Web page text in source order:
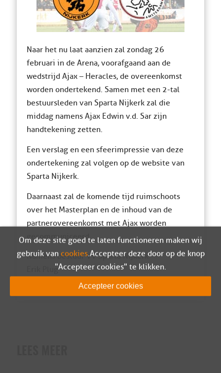
Naar het nu laat aanzien zal zondag 26
februari in de Arena, voorafgaand aan de
wedstrijd Ajax – Heracles, de overeenkomst
worden ondertekend. Samen met een 2-tal
bestuursleden van Sparta Nijkerk zal die
middag namens Ajax Edwin v.d. Sar zijn
handtekening zetten.
Een verslag en een sfeerimpressie van deze
ondertekening zal volgen op de website van
Sparta Nijkerk.
Daarnaast zal de komende tijd ruimschoots
over het Masterplan en de inhoud van de
partnerovereenkomst met Ajax worden
gecommuniceerd.
Namens bestuur VV Sparta Nijkerk
Om deze site goed te laten functioneren maken wij
gebruik van cookies. Accepteer deze door op de knop
"Accepteer cookies" te klikken.
Accepteer cookies